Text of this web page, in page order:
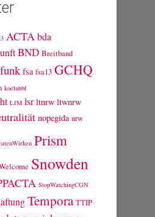
ACTAbda
BND Breitband
fsa fsa13 GCHQ
koelnhbf
LfM lsr ltnrw ltwnrw
nopegida nrw
Prism
Snowden
StopWatchingCGN
Tempora TTIP